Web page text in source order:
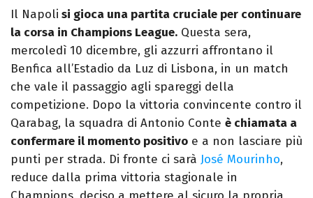
videomaking e scrittura sono il mio
passatempo preferito.
Il Napoli si gioca una partita cruciale per continuare
la corsa in Champions League. Questa sera,
mercoledì 10 dicembre, gli azzurri affrontano il
Benfica all’Estadio da Luz di Lisbona, in un match
che vale il passaggio agli spareggi della
competizione. Dopo la vittoria convincente contro il
Qarabag, la squadra di Antonio Conte è chiamata a
confermare il momento positivo e a non lasciare più
punti per strada. Di fronte ci sarà José Mourinho,
reduce dalla prima vittoria stagionale in